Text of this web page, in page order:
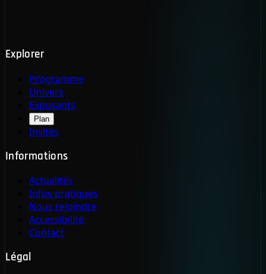
Explorer
Programme
Univers
Exposants
Plan
Invités
Informations
Actualités
Infos pratiques
Nous rejoindre
Accessibilité
Contact
Légal